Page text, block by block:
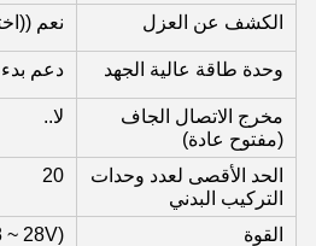
الكشف عن العزل نعم
وحدة طاقة عالية الجهد دعم بدء
مخرج الاتصال الجاف
(مفتوح عادة)
لا..
الحد الأقصى لعدد وحدات
التركيب البدني
20
القوة ~ 28V)